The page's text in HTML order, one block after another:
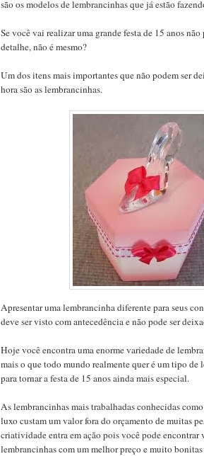
são os modelos de lembrancinhas que já estão
Se você vai realizar uma grande festa de 15 anos
detalhe, não é mesmo?
Um dos itens mais importantes que não podem ser
hora são as lembrancinhas.
Apresentar uma lembrancinha diferente para seus
deve ser visto com antecedência e não pode ser
Hoje você encontra uma enorme variedade de
mais o que todo mundo realmente quer é um tipo de
para tornar a festa de 15 anos ainda mais especial.
As lembrancinhas mais trabalhadas conhecidas
luxo custam um valor fora do orçamento de muitas
criatividade entra em ação pois você pode encontrar
lembrancinhas com um melhor preço e muito